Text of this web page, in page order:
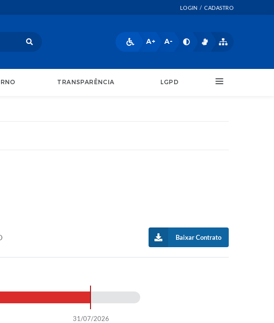
LOGIN / CADASTRO
A+ A-
TRANSPARÊNCIA LGPD
Baixar Contrato
31/07/2026